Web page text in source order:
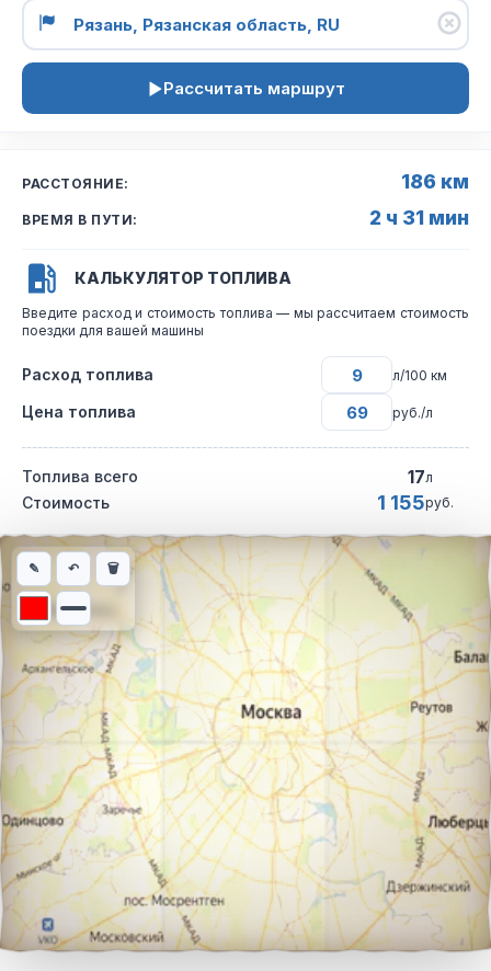
Рассчитать маршрут
РАССТОЯНИЕ: 186 км
ВРЕМЯ В ПУТИ: 2 ч 31 мин
КАЛЬКУЛЯТОР ТОПЛИВА
Введите расход и стоимость топлива — мы рассчитаем стоимость
поездки для вашей машины
Расход топлива л/100 км
Цена топлива руб./л
Топлива всего 17л
Стоимость 1 155руб.
Интерактивная карта автомобильного маршрута из города
✎ ↶ 🗑